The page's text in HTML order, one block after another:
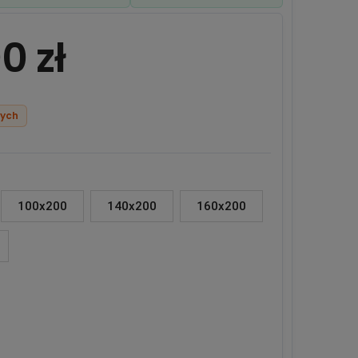
kosztów płatności
zł
100x200 140x200 160x200